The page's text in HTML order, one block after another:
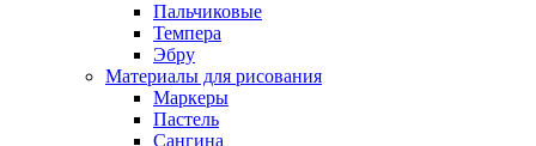
Пальчиковые
Темпера
Эбру
Материалы для рисования
Маркеры
Пастель
Сангина